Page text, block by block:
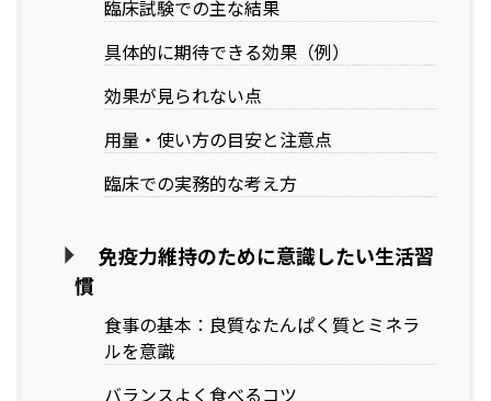
臨床試験での主な結果
具体的に期待できる効果（例）
効果が見られない点
用量・使い方の目安と注意点
臨床での実務的な考え方
免疫力維持のために意識したい生活習
慣
食事の基本：良質なたんぱく質とミネラ
ルを意識
バランスよく食べるコツ